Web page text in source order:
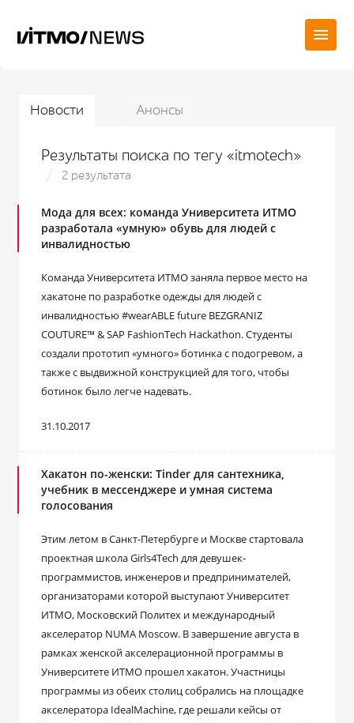
Новости Анонсы
Результаты поиска по тегу «itmotech»
2 результата
Мода для всех: команда Университета ИТМО
разработала «умную» обувь для людей с
инвалидностью
Команда Университета ИТМО заняла первое место на
хакатоне по разработке одежды для людей с
инвалидностью #wearABLE future BEZGRANIZ
COUTURE™ & SAP FashionTech Hackathon. Студенты
создали прототип «умного» ботинка с подогревом, а
также c выдвижной конструкцией для того, чтобы
ботинок было легче надевать.
31.10.2017
Хакатон по-женски: Tinder для сантехника,
учебник в мессенджере и умная система
голосования
Этим летом в Санкт-Петербурге и Москве стартовала
проектная школа Girls4Tech для девушек-
программистов, инженеров и предпринимателей,
организаторами которой выступают Университет
ИТМО, Московский Политех и международный
акселератор NUMA Moscow. В завершение августа в
рамках женской акселерационной программы в
Университете ИТМО прошел хакатон. Участницы
программы из обеих столиц собрались на площадке
акселератора IdealMachine, где решали кейсы от